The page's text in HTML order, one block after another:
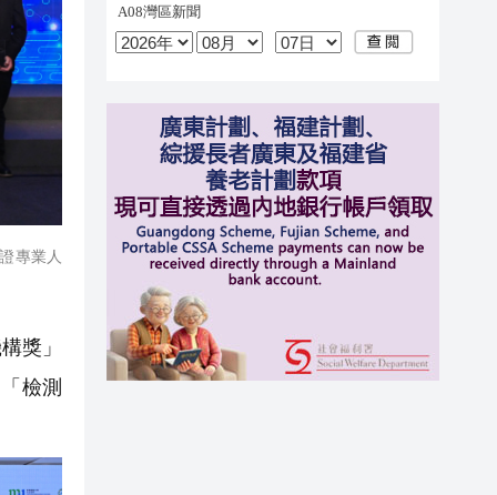
專業人
獎」
檢測